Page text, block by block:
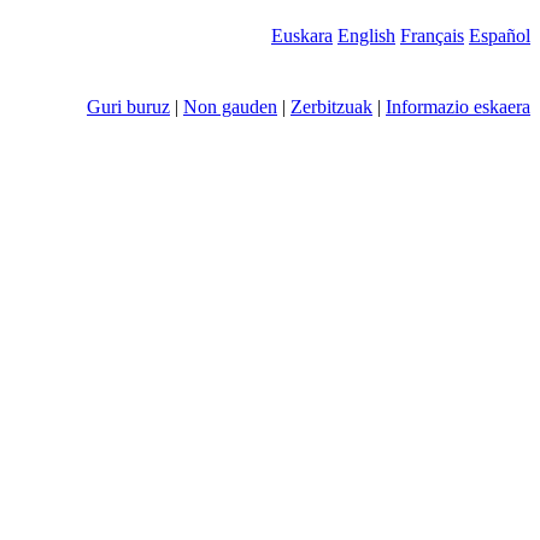
Euskara English Français Español
Guri buruz | Non gauden | Zerbitzuak | Informazio eskaera